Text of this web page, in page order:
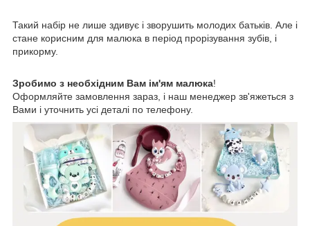
Такий набір не лише здивує і зворушить молодих батьків. Але і
стане корисним для малюка в період прорізування зубів, і
прикорму.
Зробимо з необхідним Вам ім'ям малюка!
Оформляйте замовлення зараз, і наш менеджер зв'яжеться з
Вами і уточнить усі деталі по телефону.